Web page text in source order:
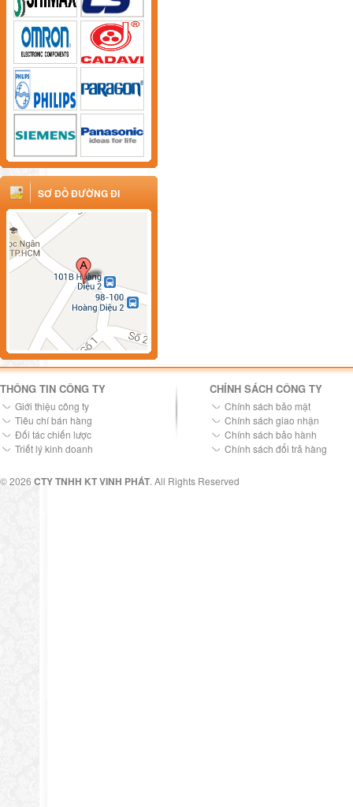
SƠ ĐỒ ĐƯỜNG ĐI
THÔNG TIN CÔNG TY
Giới thiệu công ty
Tiêu chí bán hàng
Đối tác chiến lược
Triết lý kinh doanh
CHÍNH SÁCH CÔNG TY
Chính sách bảo mật
Chính sách giao nhận
Chính sách bảo hành
Chính sách đổi trả hàng
© 2026 CTY TNHH KT VINH PHÁT. All Rights Reserved